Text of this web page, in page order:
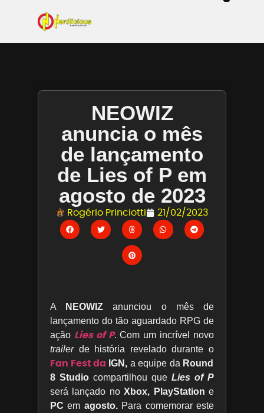
NEOWIZ
anuncia o mês
de lançamento
de Lies of P em
agosto de 2023
Rogério Princiotti 21/02/2023
A NEOWIZ anunciou o mês de
lançamento do tão aguardado RPG de
ação Lies of P. Com um incrível novo
trailerde história revelado durante o
Fan Fest da IGN,a equipe da Round
8 Studio compartilhou que Lies of P
será lançado noXbox, PlayStation e
PC em agosto.Para comemorar este